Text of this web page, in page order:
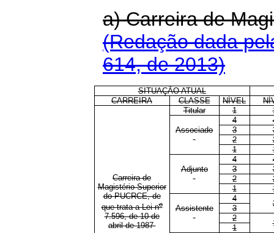
a) Carreira de
(Redação dada
614, de 2013)
SITUAÇÃO ATUAL
CARREIRA
CLASSE NÍVEL
Carreira de
Magistério Superior
do PUCRCE, de
que trata a Lei no
7.596, de 10 de
abril de 1987
Titular 1
Associado
4
3
2
1
Adjunto
4
3
2
1
Assistente
4
3
2
1